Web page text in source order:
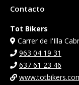
Contacto
Tot Bikers
Carrer de I'Illa
963 04 19 31
637 61 23 46